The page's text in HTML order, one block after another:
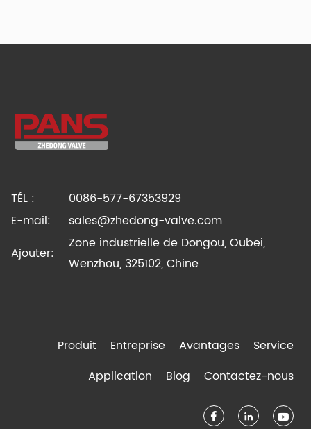
TÉL :
0086-577-67353929
E-mail:
sales@zhedong-valve.com
Ajouter:
Zone industrielle de Dongou, Oubei,
Wenzhou, 325102, Chine
Produit Entreprise Avantages
Service
Application
Blog Contactez-nous